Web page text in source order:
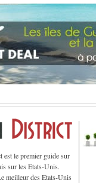
est le premier guide sur
sur les Etats-Unis.
meilleur des Etats-Unis